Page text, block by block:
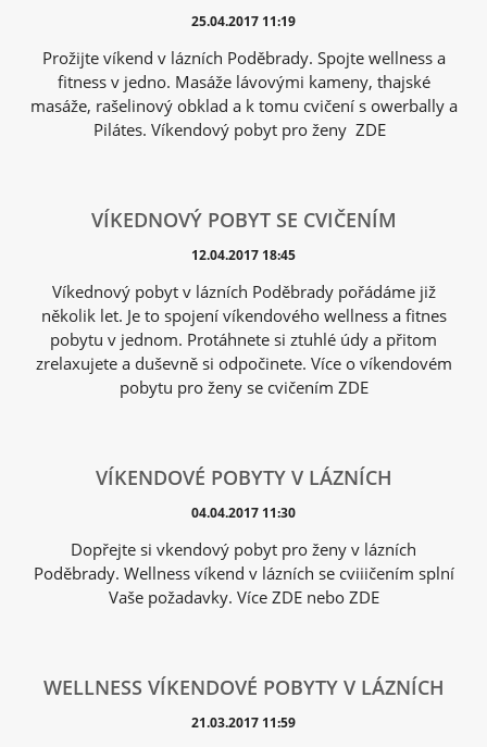
25.04.2017 11:19
Prožijte víkend v lázních Poděbrady. Spojte wellness a
fitness v jedno. Masáže lávovými kameny, thajské
masáže, rašelinový obklad a k tomu cvičení s owerbally a
Pilátes. Víkendový pobyt pro ženy ZDE
VÍKEDNOVÝ POBYT SE CVIČENÍM
12.04.2017 18:45
Víkednový pobyt v lázních Poděbrady pořádáme již
několik let. Je to spojení víkendového wellness a fitnes
pobytu v jednom. Protáhnete si ztuhlé údy a přitom
zrelaxujete a duševně si odpočinete. Více o víkendovém
pobytu pro ženy se cvičením ZDE
VÍKENDOVÉ POBYTY V LÁZNÍCH
04.04.2017 11:30
Dopřejte si vkendový pobyt pro ženy v lázních
Poděbrady. Wellness víkend v lázních se cviiičením splní
Vaše požadavky. Více ZDE nebo ZDE
WELLNESS VÍKENDOVÉ POBYTY V LÁZNÍCH
21.03.2017 11:59